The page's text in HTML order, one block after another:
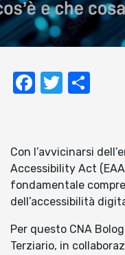
Facebook
Twitter
Con l’avvicinarsi
Accessibility Act
fondamentale
dell’accessibilità
Per questo CNA
Terziario, in